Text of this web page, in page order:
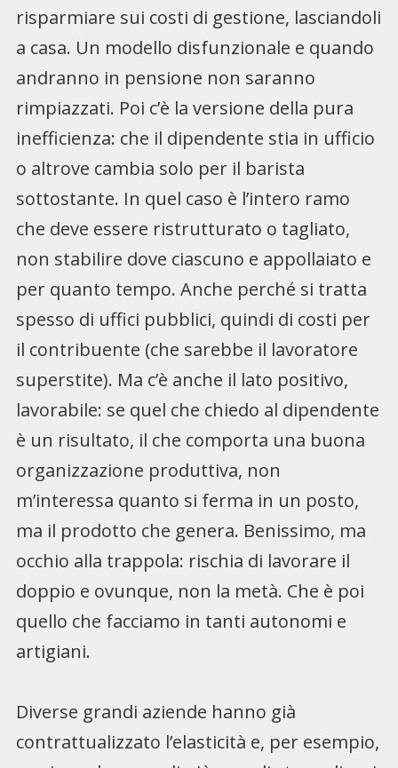
risparmiare sui costi di gestione, lasciandoli
a casa. Un modello disfunzionale e quando
andranno in pensione non saranno
rimpiazzati. Poi c’è la versione della pura
inefficienza: che il dipendente stia in ufficio
o altrove cambia solo per il barista
sottostante. In quel caso è l’intero ramo
che deve essere ristrutturato o tagliato,
non stabilire dove ciascuno e appollaiato e
per quanto tempo. Anche perché si tratta
spesso di uffici pubblici, quindi di costi per
il contribuente (che sarebbe il lavoratore
superstite). Ma c’è anche il lato positivo,
lavorabile: se quel che chiedo al dipendente
è un risultato, il che comporta una buona
organizzazione produttiva, non
m’interessa quanto si ferma in un posto,
ma il prodotto che genera. Benissimo, ma
occhio alla trappola: rischia di lavorare il
doppio e ovunque, non la metà. Che è poi
quello che facciamo in tanti autonomi e
artigiani.
Diverse grandi aziende hanno già
contrattualizzato l’elasticità e, per esempio,